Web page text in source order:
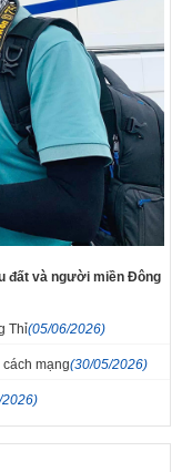
đất và người miền Đông
Thỉ(05/06/2026)
mạng(30/05/2026)